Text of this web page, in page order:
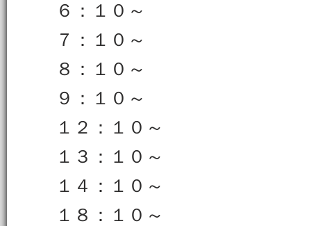
６：１０～
７：１０～
８：１０～
９：１０～
１２：１０～
１３：１０～
１４：１０～
１８：１０～